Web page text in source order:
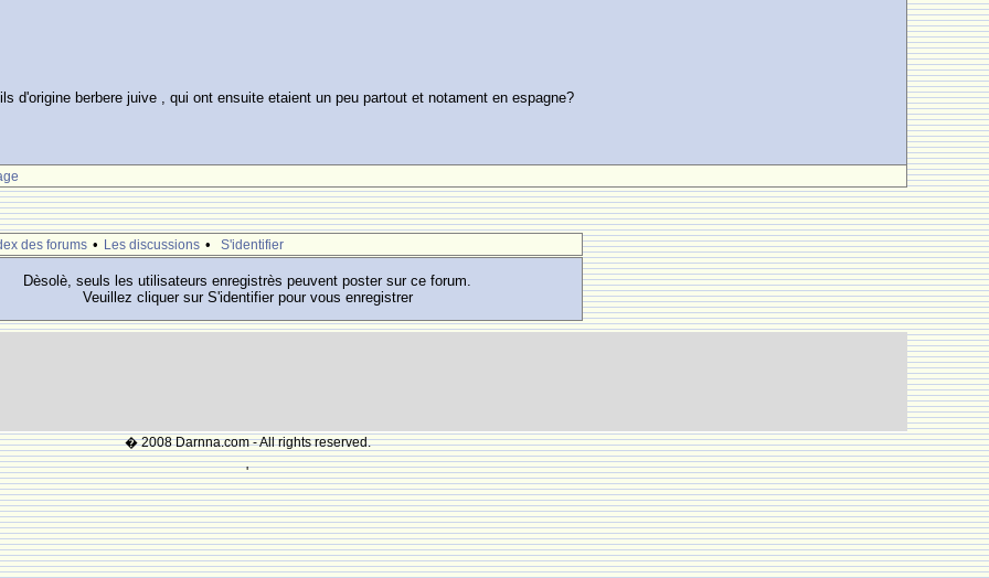
d'origine berbere juive , qui ont ensuite etaient un peu partout et notament en espagne?
des forums • Les discussions • S'identifier
Dèsolè, seuls les utilisateurs enregistrès peuvent poster sur ce forum.
Veuillez cliquer sur S'identifier pour vous enregistrer
� 2008 Darnna.com - All rights reserved.
'